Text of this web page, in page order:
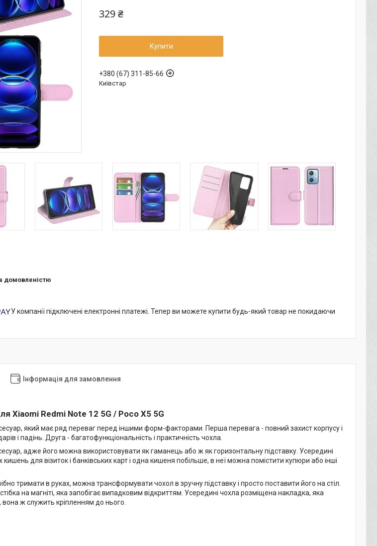
329 ₴
Купити
+380 (67) 311-85-66
Київстар
домовленістю
У компанії підключені електронні платежі. Тепер ви можете купити будь-який товар не покидаючи
Інформація для замовлення
Xiaomi Redmi Note 12 5G / Poco X5 5G
який має ряд переваг перед іншими форм-факторами. Перша перевага - повний захист корпусу і
і падінь. Друга - багатофункціональність і практичність чохла.
адже його можна використовувати як гаманець або ж як горизонтальну підставку. Усередині
для візиток і банківських карт і одна кишеня побільше, в неї можна помістити купюри або інші
тримати в руках, можна трансформувати чохол в зручну підставку і просто поставити його на стіл.
на магніті, яка запобігає випадковим відкриттям. Усередині чохла розміщена накладка, яка
ж служить кріпленням до нього.